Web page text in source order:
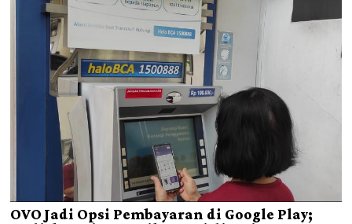
OVO Jadi Opsi Pembayaran di Google Play;